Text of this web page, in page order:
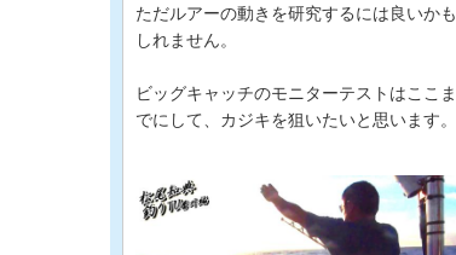
ただルアーの動きを研究するには良いかも
しれません。
ビッグキャッチのモニターテストはここま
でにして、カジキを狙いたいと思います。